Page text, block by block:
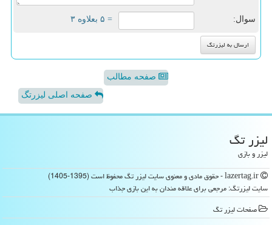
سوال: = ۵ بعلاوه ۳
صفحه مطالب
صفحه اصلی لیزرتگ
لیزر تگ
لیزر و بازی
سایت لیزرتگ: مرجعی برای علاقه مندان به این بازی جذاب
صفحات لیزر تگ